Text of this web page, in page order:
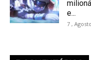
e...
7 ,